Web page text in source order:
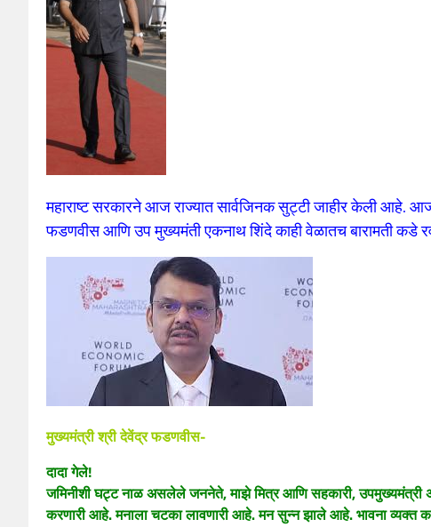
महाराष्ट सरकारने आज राज्यात सार्वजिनक सुट्टी जाहीर केली आहे.
फडणवीस आणि उप मुख्यमंती एकनाथ शिंदे काही वेळातच बारामती कडे
मुख्यमंत्री श्री देवेंद्र फडणवीस-
दादा गेले!
जमिनीशी घट्ट नाळ असलेले जननेते, माझे मित्र आणि सहकारी, उपमुख्यमंत्री
करणारी आहे. मनाला चटका लावणारी आहे. मन सुन्न झाले आहे. भावना व्यक्त